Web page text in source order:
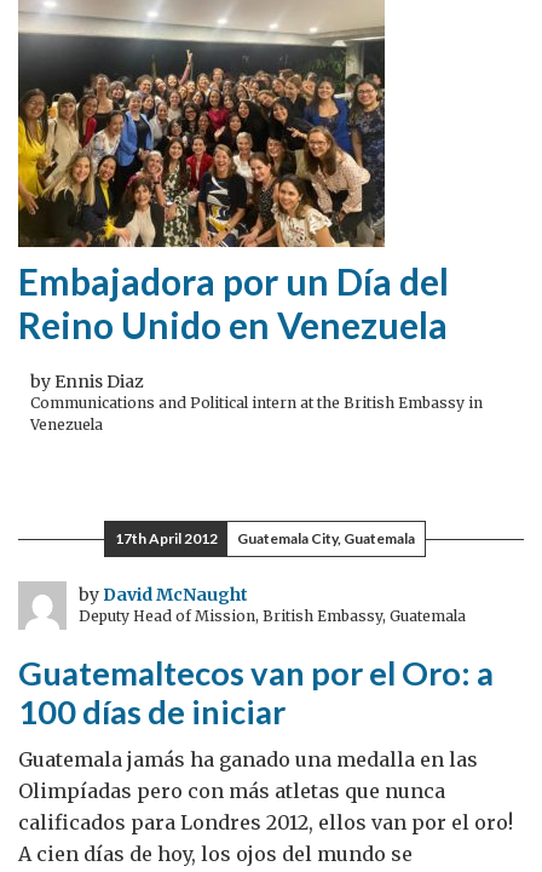
Embajadora por un Día del
Reino Unido en Venezuela
by Ennis Diaz
Communications and Political intern at the British Embassy in
Venezuela
17th April 2012 Guatemala City, Guatemala
byDavid McNaught
Deputy Head of Mission, British Embassy, Guatemala
Guatemaltecos van por el Oro: a
100 días de iniciar
Guatemala jamás ha ganado una medalla en las
Olimpíadas pero con más atletas que nunca
calificados para Londres 2012, ellos van por el oro!
A cien días de hoy, los ojos del mundo se